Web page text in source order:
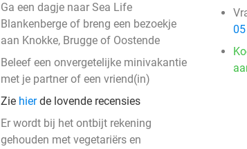
Ga een dagje naar Sea Life
Blankenberge of breng een bezoekje
aan Knokke, Brugge of Oostende
Beleef een onvergetelijke minivakantie
met je partner of een vriend(in)
Zie hierde lovende recensies
Er wordt bij het ontbijt rekening
gehouden met vegetariërs en
05